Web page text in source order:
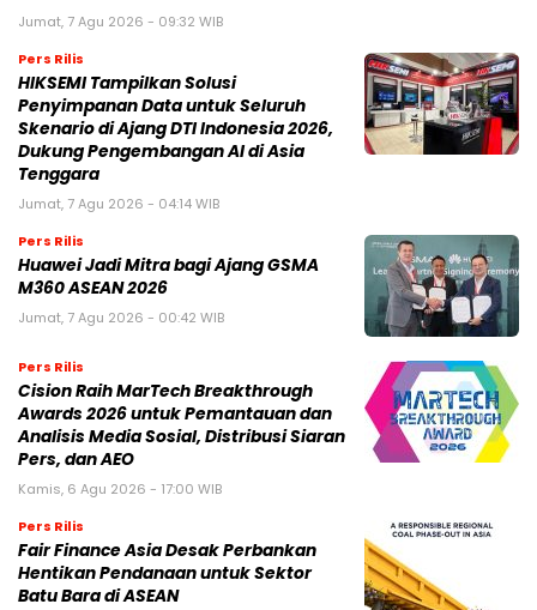
Jumat, 7 Agu 2026 - 09:32 WIB
Pers Rilis
HIKSEMI Tampilkan Solusi
Penyimpanan Data untuk Seluruh
Skenario di Ajang DTI Indonesia 2026,
Dukung Pengembangan AI di Asia
Tenggara
Jumat, 7 Agu 2026 - 04:14 WIB
Pers Rilis
Huawei Jadi Mitra bagi Ajang GSMA
M360 ASEAN 2026
Jumat, 7 Agu 2026 - 00:42 WIB
Pers Rilis
Cision Raih MarTech Breakthrough
Awards 2026 untuk Pemantauan dan
Analisis Media Sosial, Distribusi Siaran
Pers, dan AEO
Kamis, 6 Agu 2026 - 17:00 WIB
Pers Rilis
Fair Finance Asia Desak Perbankan
Hentikan Pendanaan untuk Sektor
Batu Bara di ASEAN